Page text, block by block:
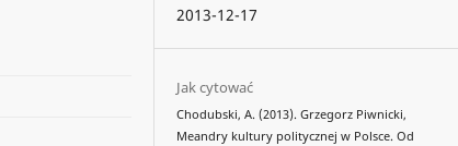
2013-12-17
Jak cytować
Chodubski, A. (2013). Grzegorz Piwnicki,
Meandry kultury politycznej w Polsce. Od